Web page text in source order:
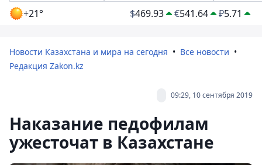
+21° $469.93 €541.64 ₽5.71
Новости Казахстана и мира на сегодня
Все новости
Редакция Zakon.kz
09:29, 10 сентября 2019
Наказание педофилам
ужесточат в Казахстане